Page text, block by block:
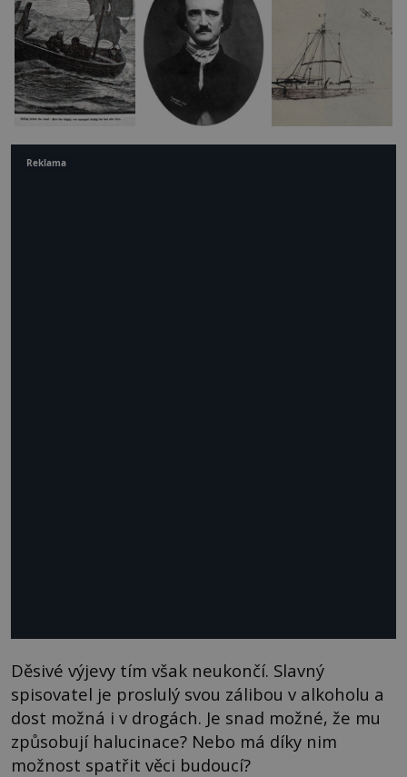
Děsivé výjevy tím však neukončí. Slavný
spisovatel je proslulý svou zálibou v alkoholu a
dost možná i v drogách. Je snad možné, že mu
způsobují halucinace? Nebo má díky nim
možnost spatřit věci budoucí?
Reklama